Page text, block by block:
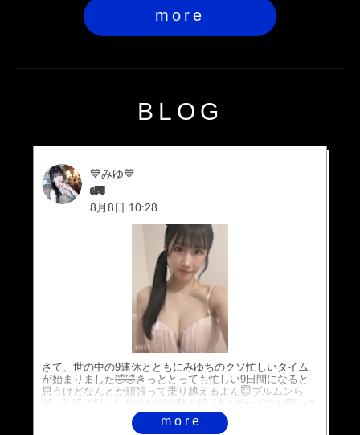
more
BLOG
💙みゆ💙
🚛
8月8日 10:28
さて、世の中の9連休とともにみゆちのクソ忙しいタイム
が始まりました🤣🤣きっととっても忙しい9日間になると
思うけどなんとか頑張って乗り越えるよん😇ブルムンら
10.12.15は削られなければ出勤！13.14はボーイにお願いさ
れたら出勤🤲来客予定一個もなし崖っぷちキャバ嬢🤣🤣🤣
爆笑誰か予定ください🥹それではばいび😉
more